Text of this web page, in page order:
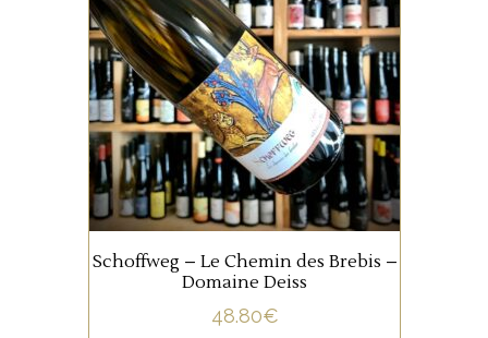
Ce terroir au sol de calcaire
jaune est complanté d’une
dizaine de cépages
alsaciens. Il possède une
superbe complexité, une
bouche onctueuse, avec une
très fine note tannique et une
finale élégante.
AJOUTER AU PANIER
Schoffweg – Le Chemin des Brebis –
Domaine Deiss
48.80€